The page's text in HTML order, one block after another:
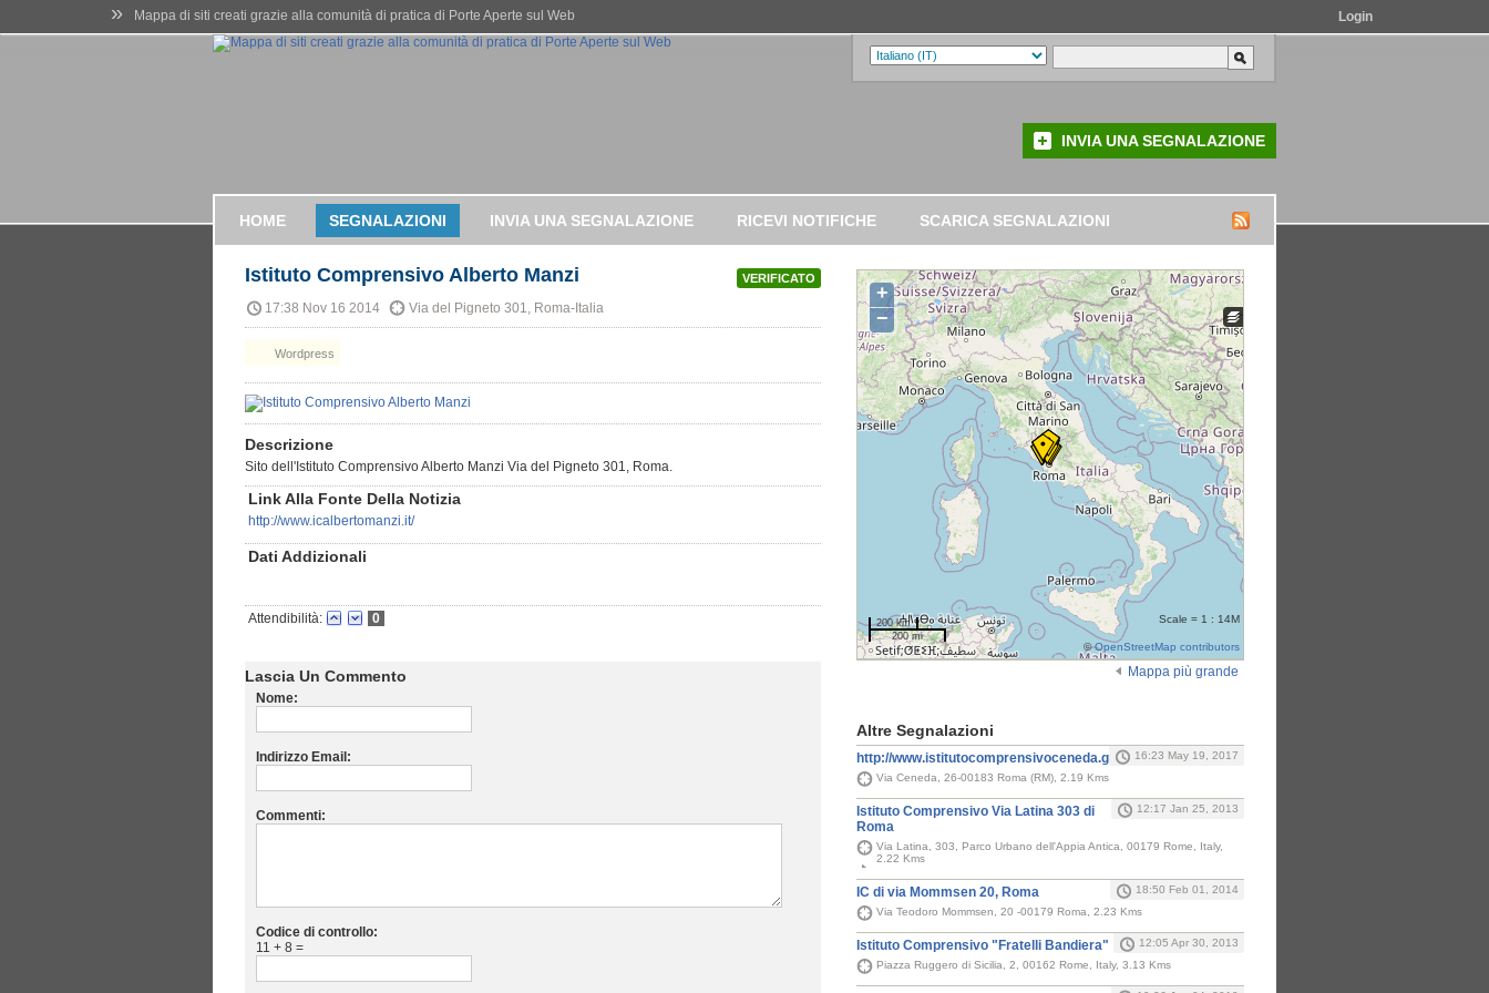
» Mappa di siti creati grazie alla comunità di pratica di Porte Aperte sul Web Login
INVIA UNA SEGNALAZIONE
HOME SEGNALAZIONI INVIA UNA SEGNALAZIONE RICEVI NOTIFICHE SCARICA SEGNALAZIONI
VERIFICATO
Istituto Comprensivo Alberto Manzi
17:38 Nov 16 2014 Via del Pigneto 301, Roma-Italia
Wordpress
Descrizione
Sito dell'Istituto Comprensivo Alberto Manzi Via del Pigneto 301, Roma.
Link Alla Fonte Della Notizia
http://www.icalbertomanzi.it/
Dati Addizionali
Attendibilità: 0
Lascia Un Commento
Nome:
Indirizzo Email:
Commenti:
Codice di controllo:
11 + 8 =
+
−
200 km
200 mi
Scale = 1 : 14M
©OpenStreetMap contributors
Mappa più grande
Altre Segnalazioni
http://www.istitutocomprensivoceneda.gov.it/16:23 May 19, 2017
Via Ceneda, 26-00183 Roma (RM), 2.19 Kms
Istituto Comprensivo Via Latina 303 di
Roma
12:17 Jan 25, 2013
Via Latina, 303, Parco Urbano dell'Appia Antica, 00179 Rome, Italy,
2.22 Kms
IC di via Mommsen 20, Roma
18:50 Feb 01, 2014
Via Teodoro Mommsen, 20 -00179 Roma, 2.23 Kms
Istituto Comprensivo "Fratelli Bandiera"
12:05 Apr 30, 2013
Piazza Ruggero di Sicilia, 2, 00162 Rome, Italy, 3.13 Kms